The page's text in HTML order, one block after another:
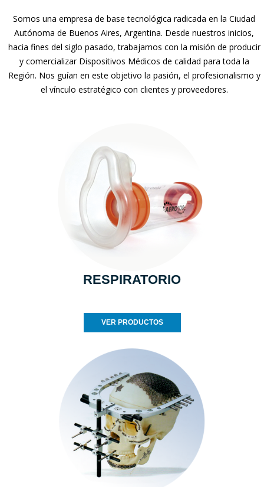
Somos una empresa de base tecnológica radicada en la Ciudad
Autónoma de Buenos Aires, Argentina. Desde nuestros inicios,
hacia fines del siglo pasado, trabajamos con la misión de producir
y comercializar Dispositivos Médicos de calidad para toda la
Región. Nos guían en este objetivo la pasión, el profesionalismo y
el vínculo estratégico con clientes y proveedores.
RESPIRATORIO
VER PRODUCTOS